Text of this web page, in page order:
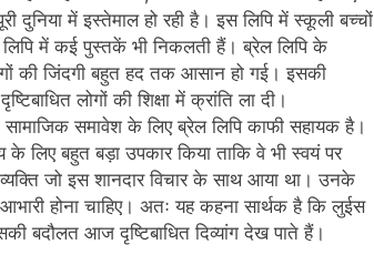
में इस्तेमाल हो रही है। इस‍ लिपि में स्कूली बच्चों
में कई पुस्तकें भी निकलती हैं। ब्रेल लिपि के
की जिंदगी बहुत हद तक आसान हो गई। इसकी
लोगों की शिक्षा में क्रांति ला दी।
सामाजिक समावेश के लिए ब्रेल लिपि काफी सहायक है।
के लिए बहुत बड़ा उपकार किया ताकि वे भी स्वयं पर
जो इस शानदार विचार के साथ आया था। उनके
होना चाहिए। अतः यह कहना सार्थक है कि लुईस
बदौलत आज दृष्टिबाधित दिव्यांग देख पाते हैं।